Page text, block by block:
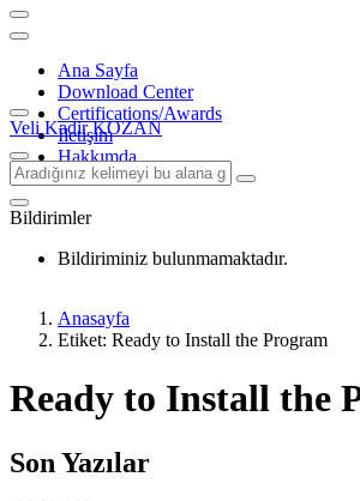
Ana Sayfa
Download Center
Certifications/Awards
İletişim
Hakkımda
Veli Kadir KOZAN
Bildirimler
Bildiriminiz bulunmamaktadır.
Anasayfa
Etiket: Ready to Install the Program
Ready to Install the
Son Yazılar